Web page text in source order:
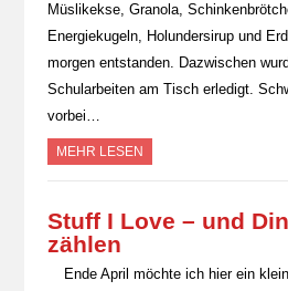
Müslikekse, Granola,
Energiekugeln, Holundersirup und
morgen entstanden. Dazwischen
Schularbeiten am Tisch erledigt.
vorbei…
MEHR LESEN
Stuff I Love – und
zählen
Ende April möchte ich hier ein